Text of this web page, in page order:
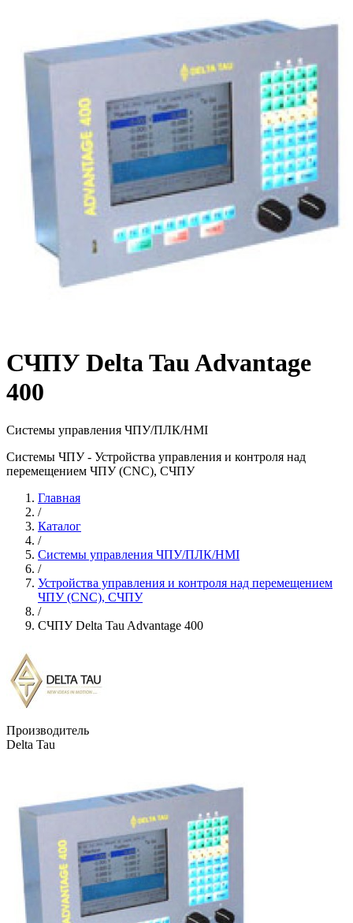
СЧПУ Delta Tau Advantage
400
Системы управления ЧПУ/ПЛК/HMI
Системы ЧПУ - Устройства управления и контроля над
перемещением ЧПУ (CNC), СЧПУ
Главная
/
Каталог
/
Системы управления ЧПУ/ПЛК/HMI
/
Устройства управления и контроля над перемещением
ЧПУ (CNC), СЧПУ
/
СЧПУ Delta Tau Advantage 400
Производитель
Delta Tau